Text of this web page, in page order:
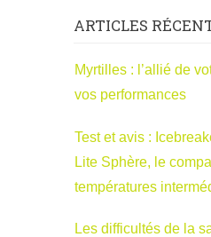
ARTICLES
Myrtilles : l’allié de
vos performances
Test et avis :
Lite Sphère, le
températures
Les difficultés de la